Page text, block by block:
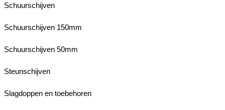
Schuurschijven
Schuurschijven 150mm
Schuurschijven 50mm
Steunschijven
Slagdoppen en toebehoren